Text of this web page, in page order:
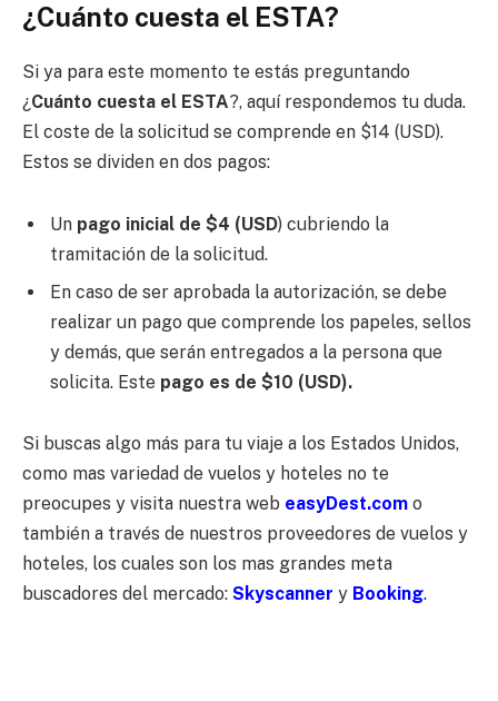
¿Cuánto cuesta el ESTA?
Si ya para este momento te estás preguntando
¿Cuánto cuesta el ESTA?, aquí respondemos tu duda.
El coste de la solicitud se comprende en $14 (USD).
Estos se dividen en dos pagos:
Un pago inicial de $4 (USD) cubriendo la
tramitación de la solicitud.
En caso de ser aprobada la autorización, se debe
realizar un pago que comprende los papeles, sellos
y demás, que serán entregados a la persona que
solicita. Este pago es de $10 (USD).
Si buscas algo más para tu viaje a los Estados Unidos,
como mas variedad de vuelos y hoteles no te
preocupes y visita nuestra web easyDest.com o
también a través de nuestros proveedores de vuelos y
hoteles, los cuales son los mas grandes meta
buscadores del mercado: Skyscanner y Booking.